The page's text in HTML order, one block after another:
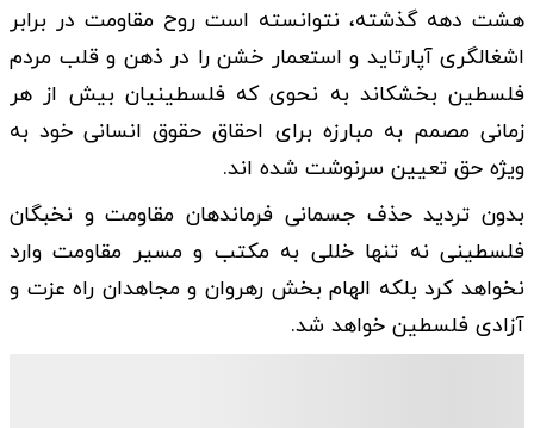
هشت دهه گذشته، نتوانسته است روح مقاومت در برابر
اشغالگری آپارتاید و استعمار خشن را در ذهن و قلب مردم
فلسطین بخشکاند به نحوی که فلسطینیان بیش از هر
زمانی مصمم به مبارزه برای احقاق حقوق انسانی خود به
ویژه حق تعیین سرنوشت شده اند.
بدون تردید حذف جسمانی فرماندهان مقاومت و نخبگان
فلسطینی نه تنها خللی به مکتب و مسیر مقاومت وارد
نخواهد کرد بلکه الهام بخش رهروان و مجاهدان راه عزت و
آزادی فلسطین خواهد شد.